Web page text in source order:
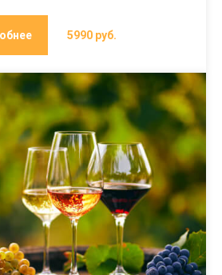
5990 руб.